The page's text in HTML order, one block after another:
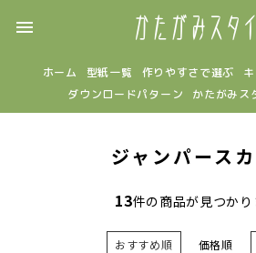
menu
ホーム 型紙一覧 作りやすさで選ぶ
ダウンロードパターン
かたがみス
ジャンパース
13件の商品が見つかり
おすすめ順 価格順